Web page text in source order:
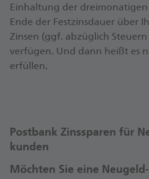
Einhaltung der
Ende der Festzinsdauer über
Zinsen (ggf. abzüglich
verfügen. Und dann heißt es
erfüllen.
Postbank Zins­sparen für
kunden
Möchten Sie eine